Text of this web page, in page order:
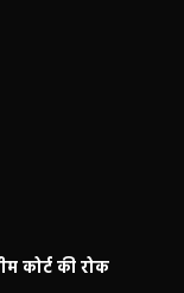
कोर्ट की रोक